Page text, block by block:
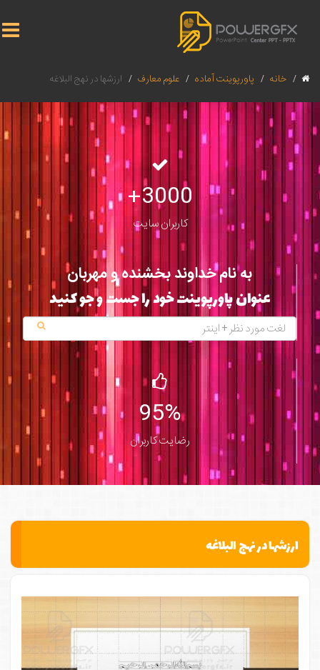
خانه پاورپوینت آماده علوم معارف ارزشها در نهج البلاغه
3000+
کاربران سایت
به نام خداوند بخشنده و مهربان
عنوان پاورپوینت خود را جست و جو کنید
95%
رضایت کاربران
ارزشها در نهج البلاغه